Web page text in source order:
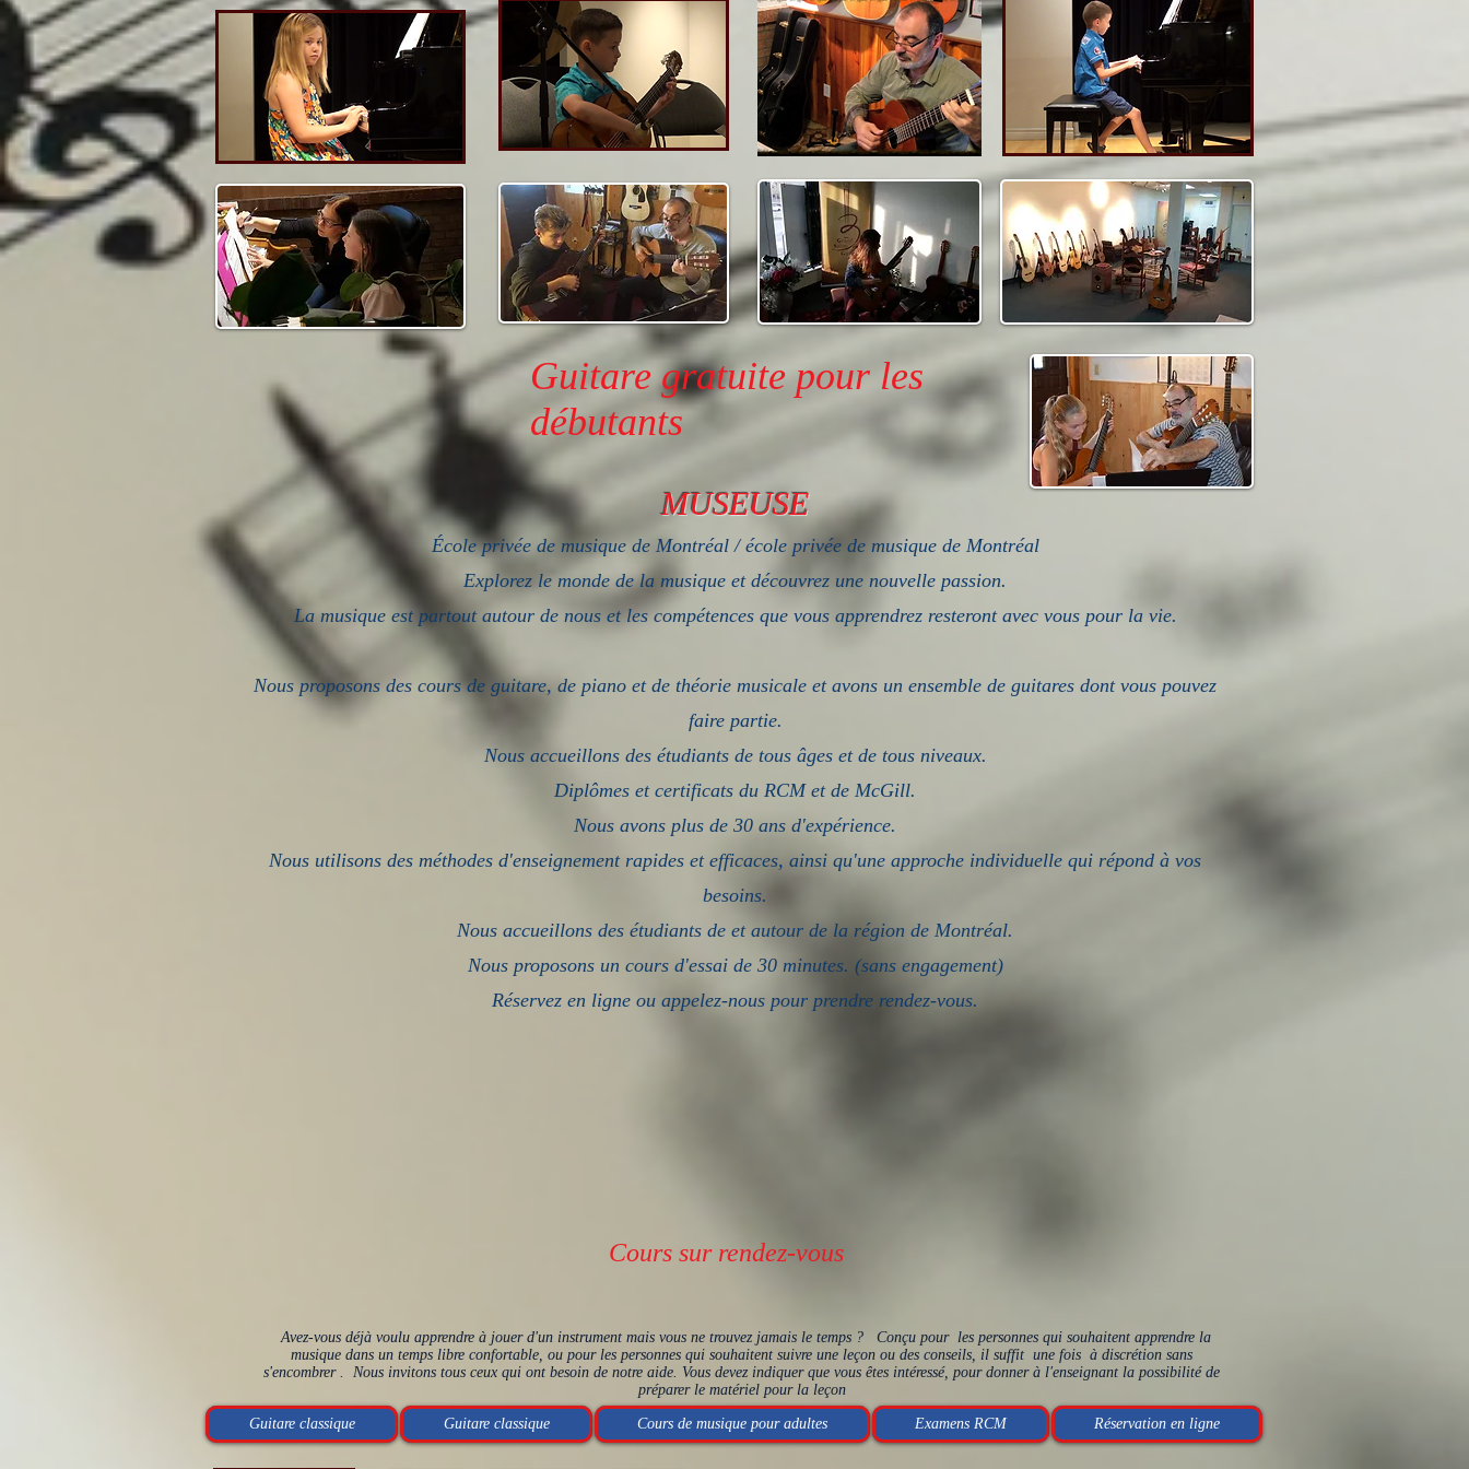
Guitare gratuite pour les
débutants
MUSEUSE
École privée de musique de Montréal / école privée de musique de Montréal
Explorez le monde de la musique et découvrez une nouvelle passion.
La musique est partout autour de nous et les compétences que vous apprendrez resteront avec vous pour la vie.
Nous proposons des cours de guitare, de piano et de théorie musicale et avons un ensemble de guitares dont vous pouvez
faire partie.
Nous accueillons des étudiants de tous âges et de tous niveaux.
Diplômes et certificats du RCM et de McGill.
Nous avons plus de 30 ans d'expérience.
Nous utilisons des méthodes d'enseignement rapides et efficaces, ainsi qu'une approche individuelle qui répond à vos
besoins.
Nous accueillons des étudiants de et autour de la région de Montréal.
Nous proposons un cours d'essai de 30 minutes. (sans engagement)
Réservez en ligne ou appelez-nous pour prendre rendez-vous.
Cours sur rendez-vous
Avez-vous déjà voulu apprendre à jouer d'un instrument mais vous ne trouvez jamais le temps ? Conçu pour les personnes qui souhaitent apprendre la
musique dans un temps libre confortable, ou pour les personnes qui souhaitent suivre une leçon ou des conseils, il suffit une fois à discrétion sans
s'encombrer . Nous invitons tous ceux qui ont besoin de notre aide. Vous devez indiquer que vous êtes intéressé, pour donner à l'enseignant la possibilité de
préparer le matériel pour la leçon
Guitare classique Guitare classique Cours de musique pour adultes Examens RCM Réservation en ligne